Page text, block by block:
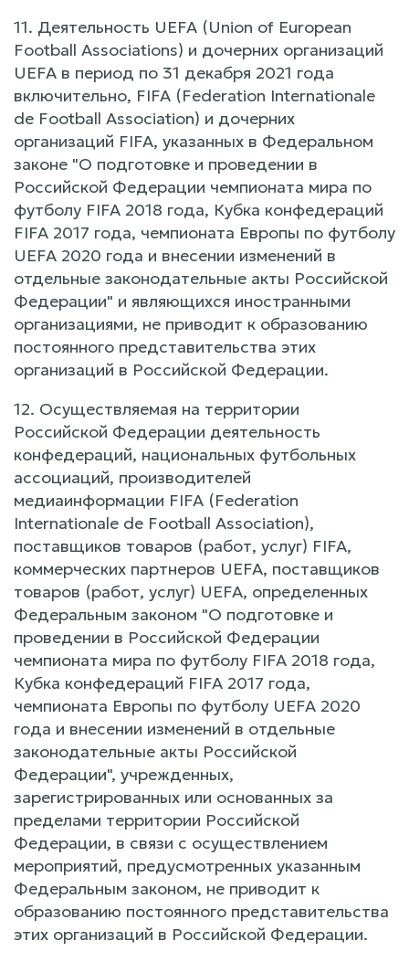
11. Деятельность UEFA (Union of European
Football Associations) и дочерних организаций
UEFA в период по 31 декабря 2021 года
включительно, FIFA (Federation Internationale
de Football Association) и дочерних
организаций FIFA, указанных в Федеральном
законе "О подготовке и проведении в
Российской Федерации чемпионата мира по
футболу FIFA 2018 года, Кубка конфедераций
FIFA 2017 года, чемпионата Европы по футболу
UEFA 2020 года и внесении изменений в
отдельные законодательные акты Российской
Федерации" и являющихся иностранными
организациями, не приводит к образованию
постоянного представительства этих
организаций в Российской Федерации.
12. Осуществляемая на территории
Российской Федерации деятельность
конфедераций, национальных футбольных
ассоциаций, производителей
медиаинформации FIFA (Federation
Internationale de Football Association),
поставщиков товаров (работ, услуг) FIFA,
коммерческих партнеров UEFA, поставщиков
товаров (работ, услуг) UEFA, определенных
Федеральным законом "О подготовке и
проведении в Российской Федерации
чемпионата мира по футболу FIFA 2018 года,
Кубка конфедераций FIFA 2017 года,
чемпионата Европы по футболу UEFA 2020
года и внесении изменений в отдельные
законодательные акты Российской
Федерации", учрежденных,
зарегистрированных или основанных за
пределами территории Российской
Федерации, в связи с осуществлением
мероприятий, предусмотренных указанным
Федеральным законом, не приводит к
образованию постоянного представительства
этих организаций в Российской Федерации.